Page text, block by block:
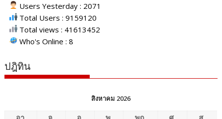
Users Yesterday : 2071
Total Users : 9159120
Total views : 41613452
Who's Online : 8
ปฎิทิน
สิงหาคม 2026